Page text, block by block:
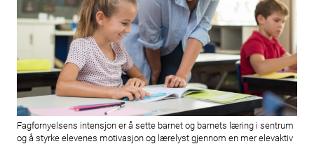
Fagfornyelsens intensjon er å sette barnet og barnets læring i sentrum
og å styrke elevenes motivasjon og lærelyst gjennom en mer elevaktiv